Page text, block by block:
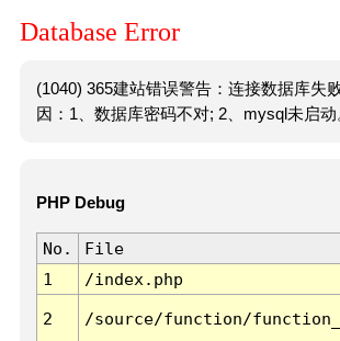
Database Error
(1040) 365建站错误警告：连接数据库失
因：1、数据库密码不对; 2、mysql未启动
PHP Debug
No. File
1
/index.php
2 /source/function/